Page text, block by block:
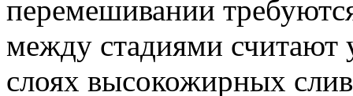
перемешивании
между стадиями считают
слоях высокожирных